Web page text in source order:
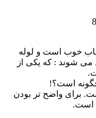
خوب است و لوله
می شوند : که یکی از
است؟!
برای واضح تر بودن
است.